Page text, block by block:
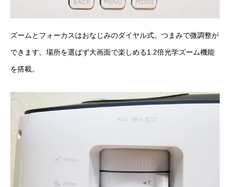
ズームとフォーカスはおなじみのダイヤル式。つまみで微調整が
できます。場所を選ばず大画面で楽しめる1.2倍光学ズーム機能
を搭載。